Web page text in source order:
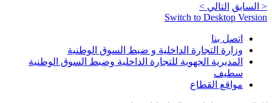
< السابق التالي >
Switch to Desktop Version
اتصل بنا
وزارة التجارة الداخلية و ضبط السوق الوطنية
المديرية الجهوية للتجارة الداخلية وضبط السوق الوطنية
سطيف
مواقع القطاع